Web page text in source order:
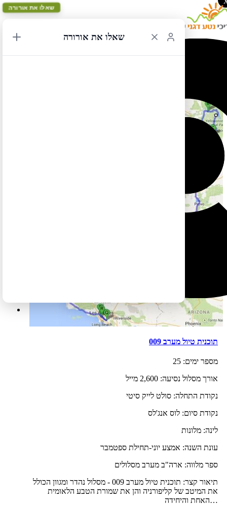
תוכנית טיול מערב 009
מספר ימים: 25
אורך מסלול נסיעה: 2,600 מייל
נקודת התחלה: סולט לייק סיטי
נקודת סיום: לוס אנג'לס
לינה: מלונות
עונת השנה: אמצע יוני-תחילת ספטמבר
ספר מלווה: ארה"ב מערב מסלולים
תיאור קצר:
תוכנית טיול מערב 009 - מסלול נהדר ומגוון הכולל
את המיטב של קליפורניה והן את שמורת הטבע הלאומית
האחת והיחידה…
שאלו את אורורה
שאלו את אורורה